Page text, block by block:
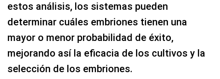
estos análisis, los sistemas pueden
determinar cuáles embriones tienen una
mayor o menor probabilidad de éxito,
mejorando así la eficacia de los cultivos y la
selección de los embriones.